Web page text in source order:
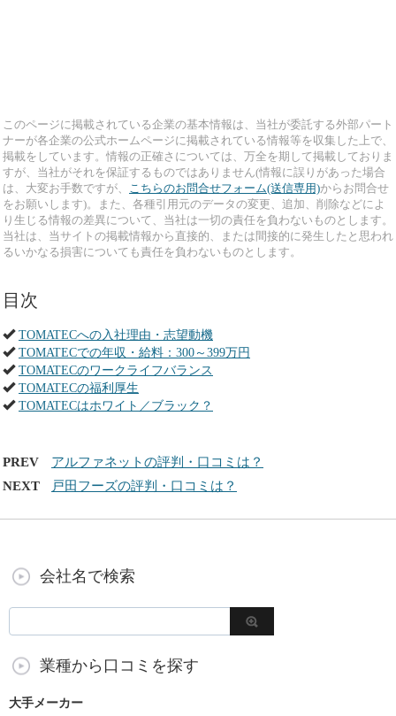
このページに掲載されている企業の基本情報は、当社が委託する外部パート
ナーが各企業の公式ホームページに掲載されている情報等を収集した上で、
掲載をしています。情報の正確さについては、万全を期して掲載しておりま
すが、当社がそれを保証するものではありません(情報に誤りがあった場合
は、大変お手数ですが、 こちらのお問合せフォーム(送信専用)からお問合せ
をお願いします)。また、各種引用元のデータの変更、追加、削除などによ
り生じる情報の差異について、当社は一切の責任を負わないものとします。
当社は、当サイトの掲載情報から直接的、または間接的に発生したと思われ
るいかなる損害についても責任を負わないものとします。
目次
TOMATECへの入社理由・志望動機
TOMATECでの年収・給料：300～399万円
TOMATECのワークライフバランス
TOMATECの福利厚生
TOMATECはホワイト／ブラック？
PREV
アルファネットの評判・口コミは？
NEXT
戸田フーズの評判・口コミは？
会社名で検索
業種から口コミを探す
大手メーカー